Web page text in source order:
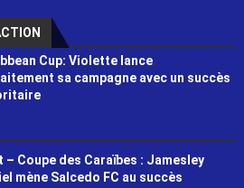
Cup: Violette lance
sa campagne avec un succès
– Coupe des Caraïbes : Jamesley
mène Salcedo FC au succès